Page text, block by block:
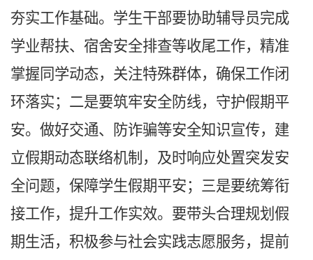
夯实工作基础。学生干部要协助辅导员完成
学业帮扶、宿舍安全排查等收尾工作，精准
掌握同学动态，关注特殊群体，确保工作闭
环落实；二是要筑牢安全防线，守护假期平
安。做好交通、防诈骗等安全知识宣传，建
立假期动态联络机制，及时响应处置突发安
全问题，保障学生假期平安；三是要统筹衔
接工作，提升工作实效。要带头合理规划假
期生活，积极参与社会实践志愿服务，提前